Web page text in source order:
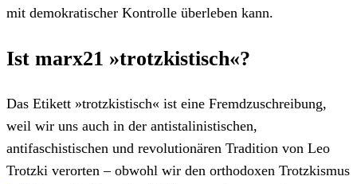
mit demokratischer Kontrolle überleben kann.
Ist marx21 »trotzkistisch«?
Das Etikett »trotzkistisch« ist eine Fremdzuschreibung,
weil wir uns auch in der antistalinistischen,
antifaschistischen und revolutionären Tradition von Leo
Trotzki verorten – obwohl wir den orthodoxen Trotzkismus